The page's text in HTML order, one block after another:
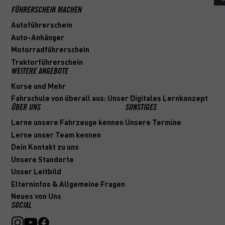
FÜHRERSCHEIN MACHEN
Autoführerschein
Auto-Anhänger
Motorradführerschein
Traktorführerschein
WEITERE ANGEBOTE
Kurse und Mehr
Fahrschule von überall aus: Unser Digitales Lernkonzept
ÜBER UNS
Lerne unsere Fahrzeuge kennen
Lerne unser Team kennen
Dein Kontakt zu uns
Unsere Standorte
Unser Leitbild
Elterninfos & Allgemeine Fragen
Neues von Uns
SONSTIGES
Unsere Termine
SOCIAL